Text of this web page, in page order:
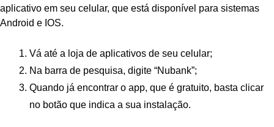
aplicativo em seu celular, que está disponível para sistemas
Android e IOS.
Vá até a loja de aplicativos de seu celular;
Na barra de pesquisa, digite “Nubank”;
Quando já encontrar o app, que é gratuito, basta clicar
no botão que indica a sua instalação.